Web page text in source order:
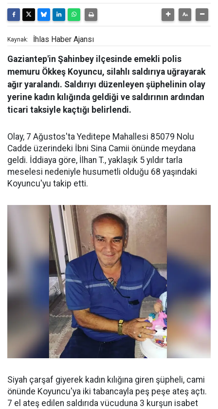
Kaynak: İhlas Haber Ajansı
Gaziantep'in Şahinbey ilçesinde emekli polis
memuru Ökkeş Koyuncu, silahlı saldırıya uğrayarak
ağır yaralandı. Saldırıyı düzenleyen şüphelinin olay
yerine kadın kılığında geldiği ve saldırının ardından
ticari taksiyle kaçtığı belirlendi.
Olay, 7 Ağustos'ta Yeditepe Mahallesi 85079 Nolu
Cadde üzerindeki İbni Sina Camii önünde meydana
geldi. İddiaya göre, İlhan T., yaklaşık 5 yıldır tarla
meselesi nedeniyle husumetli olduğu 68 yaşındaki
Koyuncu'yu takip etti.
Siyah çarşaf giyerek kadın kılığına giren şüpheli, cami
önünde Koyuncu'ya iki tabancayla peş peşe ateş açtı.
7 el ateş edilen saldırıda vücuduna 3 kurşun isabet